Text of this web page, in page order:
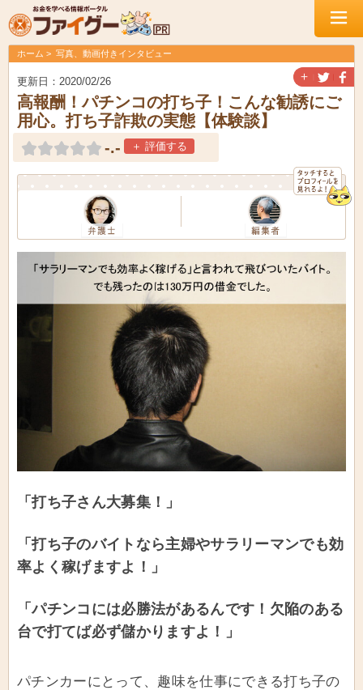
ホーム 写真、動画付きインタビュー
更新日：2020/02/26
高報酬！パチンコの打ち子！こんな勧誘にご
用心。打ち子詐欺の実態【体験談】
＋
-.- ＋ 評価する
「打ち子さん大募集！」
「打ち子のバイトなら主婦やサラリーマンでも効
率よく稼げますよ！」
「パチンコには必勝法があるんです！欠陥のある
台で打てば必ず儲かりますよ！」
パチンカーにとって、趣味を仕事にできる打ち子の